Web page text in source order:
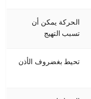
الحركة يمكن أن
تسبب التهيج
تحيط بغضروف الأذن